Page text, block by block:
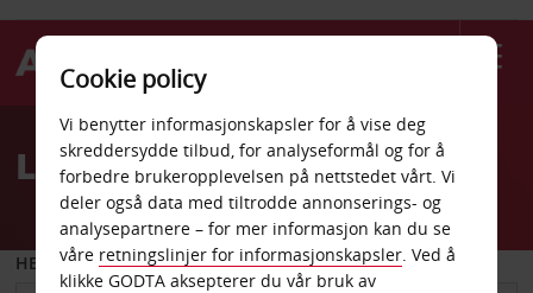
Welcome
AvisLeiebil La Jolla
HENT FRA
Cookie policy
Vi benytter informasjonskapsler for å vise deg
skreddersydde tilbud, for analyseformål og for å
forbedre brukeropplevelsen på nettstedet vårt. Vi
deler også data med tiltrodde annonserings- og
analysepartnere – for mer informasjon kan du se
våre retningslinjer for informasjonskapsler. Ved å
klikke GODTA aksepterer du vår bruk av